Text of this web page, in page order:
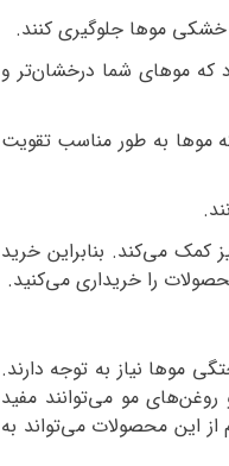
خشکی موها جلوگیری کنند.
که موهای شما درخشان‌تر و
موها به طور مناسب تقویت
کمک می‌کند. بنابراین خرید
را خریداری می‌کنید.
موها نیاز به توجه دارند.
مو می‌توانند مفید
این محصولات می‌تواند به